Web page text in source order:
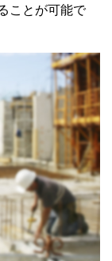
ことが可能で